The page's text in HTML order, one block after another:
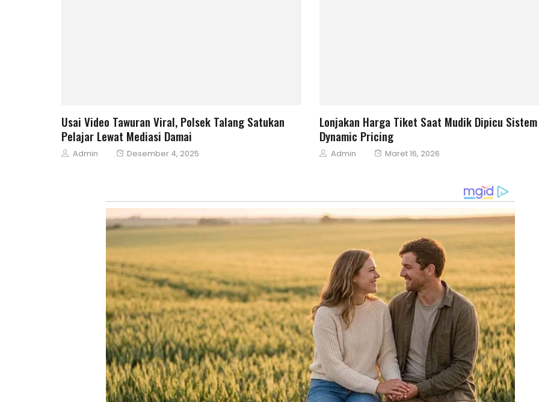
Usai Video Tawuran Viral, Polsek Talang Satukan
Pelajar Lewat Mediasi Damai
Author
Admin
Posted
Desember 4, 2025
Lonjakan Harga Tiket Saat Mudik Dipicu Sistem
Dynamic Pricing
Author
Admin
Posted
Maret 16, 2026